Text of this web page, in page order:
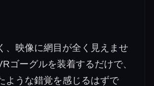
、映像に網目が全く見えませ
ゴーグルを装着するだけで、
ような錯覚を感じるはずで